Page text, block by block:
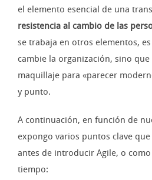
el elemento esencial de una
resistencia al cambio de las
se trabaja en otros elementos,
cambie la organización, sino
maquillaje para «parecer
y punto.
A continuación, en función de
expongo varios puntos clave
antes de introducir Agile, o
tiempo: